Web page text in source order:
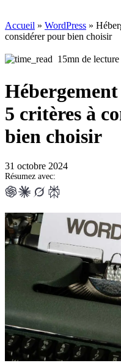
Accueil » WordPress »
considérer pour bien choisir
15mn de lecture
5 critères à
bien choisir
31 octobre 2024
Résumez avec: